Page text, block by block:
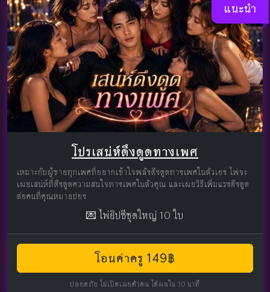
แนะนำ
โปรเสน่ห์ดึงดูดทางเพศ
เหมาะกับผู้ชายทุกเพศที่อยากเข้าใจพลังดึงดูดทางเพศในตัวเอง ไพ่จะ
เผยเสน่ห์ที่ดึงดูดความสนใจทางเพศในตัวคุณ และเผยวิธีเพิ่มแรงดึงดูด
ต่อคนที่คุณหมายปอง
💌 ไพ่ยิปซีชุดใหญ่ 10 ใบ
โอนค่าครู 149฿
ปลอดภัย ไม่เปิดเผยตัวตน ได้ผลใน 10 นาที